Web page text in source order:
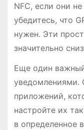
NFC, если они
убедитесь, что
нужен. Эти
значительно
Еще один
уведомлениями.
приложений,
настройте их
в определенное